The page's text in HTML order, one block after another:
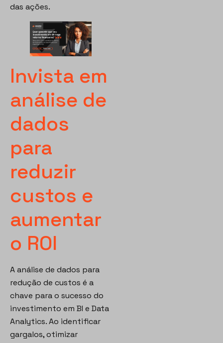
das ações.
Invista em
análise de
dados
para
reduzir
custos e
aumentar
o ROI
A análise de dados para
redução de custos é a
chave para o sucesso do
investimento em BI e Data
Analytics. Ao identificar
gargalos, otimizar